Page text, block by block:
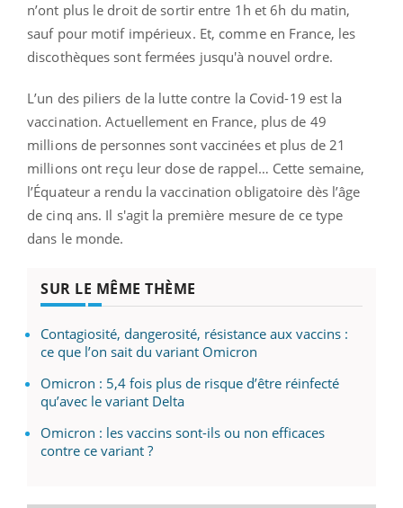
n’ont plus le droit de sortir entre 1h et 6h du matin,
sauf pour motif impérieux. Et, comme en France, les
discothèques sont fermées jusqu'à nouvel ordre.
L’un des piliers de la lutte contre la Covid-19 est la
vaccination. Actuellement en France, plus de 49
millions de personnes sont vaccinées et plus de 21
millions ont reçu leur dose de rappel… Cette semaine,
l’Équateur a rendu la vaccination obligatoire dès l’âge
de cinq ans. Il s'agit la première mesure de ce type
dans le monde.
SUR LE MÊME THÈME
Contagiosité, dangerosité, résistance aux vaccins :
ce que l’on sait du variant Omicron
Omicron : 5,4 fois plus de risque d’être réinfecté
qu’avec le variant Delta
Omicron : les vaccins sont-ils ou non efficaces
contre ce variant ?